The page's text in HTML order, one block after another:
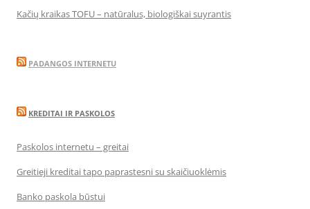
Kačių kraikas TOFU – natūralus, biologiškai suyrantis
PADANGOS INTERNETU
KREDITAI IR PASKOLOS
Paskolos internetu – greitai
Greitieji kreditai tapo paprastesni su skaičiuoklėmis
Banko paskola būstui